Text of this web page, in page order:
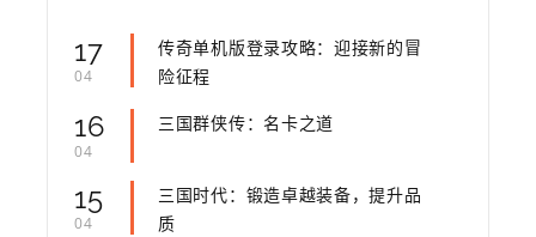
17
04
传奇单机版登录攻略：迎接新的冒
险征程
16
04
三国群侠传：名卡之道
15
04
三国时代：锻造卓越装备，提升品
质